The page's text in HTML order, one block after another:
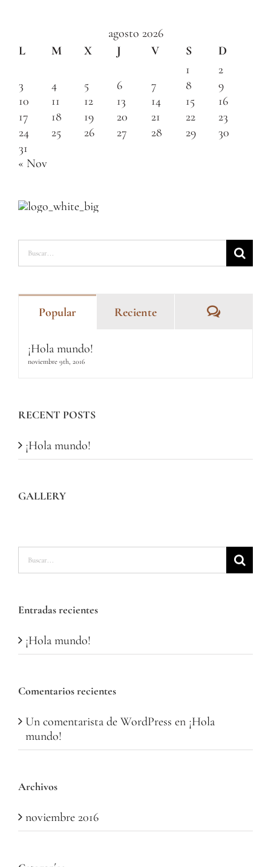
agosto 2026
L
M X J V S
D
1
2
3
4 5 6 7 8
9
10
11 12 13 14 15
16
17
18 19 20 21 22
23
24
25 26 27 28 29
30
31
« Nov
Popular Reciente
¡Hola mundo!
noviembre 9th, 2016
RECENT POSTS
¡Hola mundo!
GALLERY
Entradas recientes
¡Hola mundo!
Comentarios recientes
Un comentarista de WordPress en ¡Hola
mundo!
Archivos
noviembre 2016